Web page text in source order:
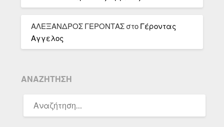
ΑΛΕΞΑΝΔΡΟΣ ΓΕΡΟΝΤΑΣ στο Γέροντας
Αγγελος
ΑΝΑΖΉΤΗΣΗ
ΓΙΑ: